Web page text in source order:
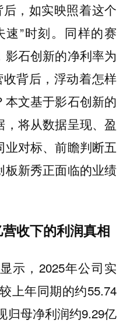
后，如实映照着这个
”时刻。同样的赛
石创新的净利率为
背后，浮动着怎样
文基于影石创新的
将从数据呈现、盈
对标、前瞻判断五
新秀正面临的业绩
收下的利润真相
示，2025年公司实
上年同期的约55.74
归母净利润约9.29亿